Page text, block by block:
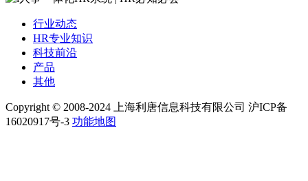
行业动态
HR专业知识
科技前沿
产品
其他
Copyright © 2008-2024 上海利唐信息科技有限公司 沪ICP备
16020917号-3 功能地图